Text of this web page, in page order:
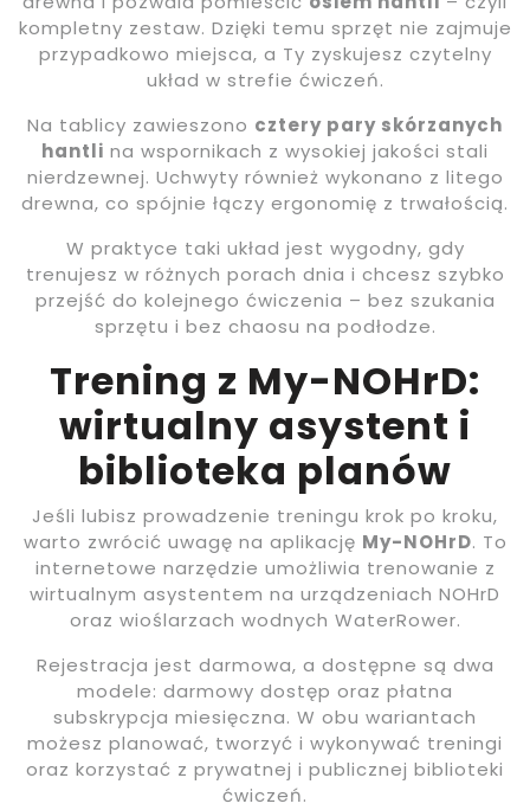
kompletny zestaw. Dzięki temu sprzęt nie zajmuje
przypadkowo miejsca, a Ty zyskujesz czytelny
układ w strefie ćwiczeń.
Na tablicy zawieszono cztery pary skórzanych
hantli na wspornikach z wysokiej jakości stali
nierdzewnej. Uchwyty również wykonano z litego
drewna, co spójnie łączy ergonomię z trwałością.
W praktyce taki układ jest wygodny, gdy
trenujesz w różnych porach dnia i chcesz szybko
przejść do kolejnego ćwiczenia – bez szukania
sprzętu i bez chaosu na podłodze.
Trening z My-NOHrD:
wirtualny asystent i
biblioteka planów
Jeśli lubisz prowadzenie treningu krok po kroku,
warto zwrócić uwagę na aplikację My-NOHrD. To
internetowe narzędzie umożliwia trenowanie z
wirtualnym asystentem na urządzeniach NOHrD
oraz wioślarzach wodnych WaterRower.
Rejestracja jest darmowa, a dostępne są dwa
modele: darmowy dostęp oraz płatna
subskrypcja miesięczna. W obu wariantach
możesz planować, tworzyć i wykonywać treningi
oraz korzystać z prywatnej i publicznej biblioteki
ćwiczeń.